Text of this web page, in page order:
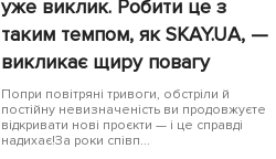
уже виклик. Робити це з
таким темпом, як SKAY.UA, —
викликає щиру повагу
Попри повітряні тривоги, обстріли й
постійну невизначеність ви продовжуєте
відкривати нові проєкти — і це справді
надихає!За роки співп...